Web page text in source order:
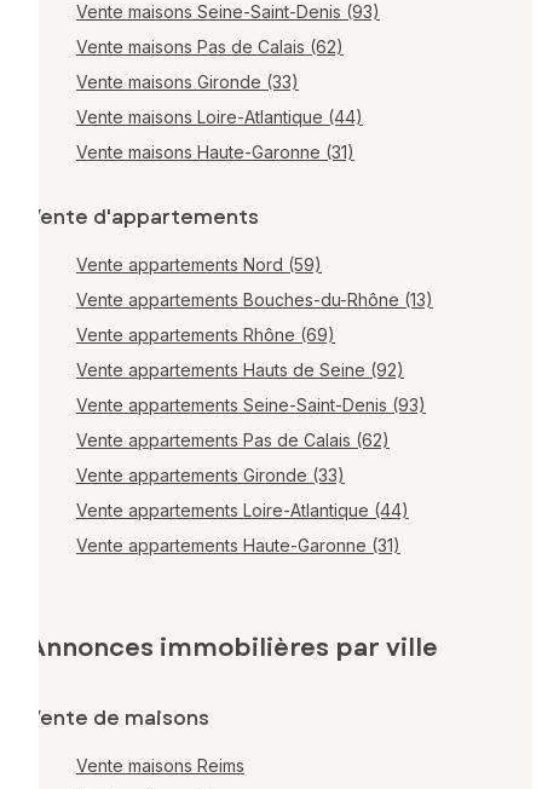
Vente maisons Seine-Saint-Denis (93)
Vente maisons Pas de Calais (62)
Vente maisons Gironde (33)
Vente maisons Loire-Atlantique (44)
Vente maisons Haute-Garonne (31)
Vente d'appartements
Vente appartements Nord (59)
Vente appartements Bouches-du-Rhône (13)
Vente appartements Rhône (69)
Vente appartements Hauts de Seine (92)
Vente appartements Seine-Saint-Denis (93)
Vente appartements Pas de Calais (62)
Vente appartements Gironde (33)
Vente appartements Loire-Atlantique (44)
Vente appartements Haute-Garonne (31)
Annonces immobilières par ville
Vente de maisons
Vente maisons Reims